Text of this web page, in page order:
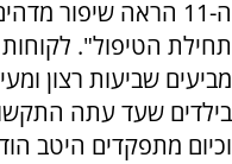
ה-11 הראה שיפור
תחילת הטיפול". לקוחות
מביעים שביעות רצון
בילדים שעד עתה
וכיום מתפקדים היטב